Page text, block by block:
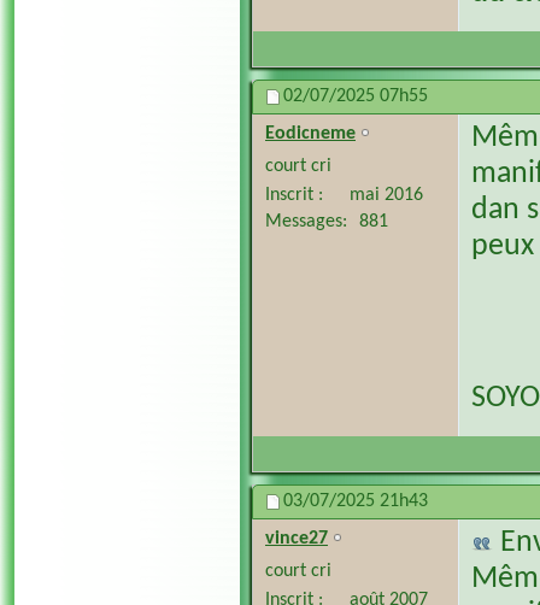
02/07/2025 07h55
Eodicneme
court cri
Inscrit
mai 2016
Messages
881
dan
03/07/2025 21h43
vince27
court cri
Inscrit
août 2007